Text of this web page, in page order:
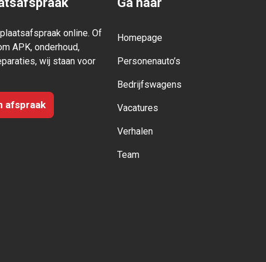
online. Of
APK, onderhoud,
wij staan voor
afspraak
Homepage
Personenauto’s
Bedrijfswagens
Vacatures
Verhalen
Team